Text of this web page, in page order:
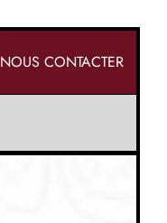
NOUS CONTACTER